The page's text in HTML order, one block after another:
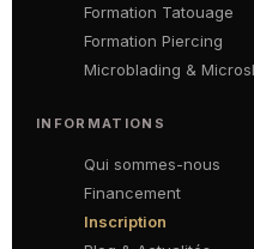
Formation Tatouage
Formation Piercing
Microblading &
INFORMATIONS
Qui sommes-nous
Financement
Inscription